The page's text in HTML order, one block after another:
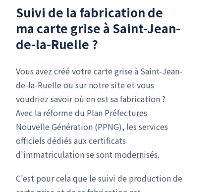
Suivi de la fabrication de
ma carte grise à Saint-Jean-
de-la-Ruelle ?
Vous avez créé votre carte grise à Saint-Jean-
de-la-Ruelle ou sur notre site et vous
voudriez savoir où en est sa fabrication ?
Avec la réforme du Plan Préfectures
Nouvelle Génération (PPNG), les services
officiels dédiés aux certificats
d'immatriculation se sont modernisés.
C'est pour cela que le suivi de production de